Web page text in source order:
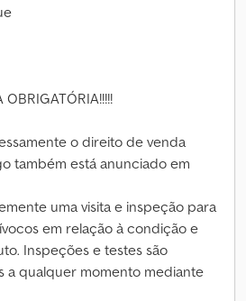
OBRIGATÓRIA!!!!!
o direito de venda
também está anunciado em
uma visita e inspeção para
em relação à condição e
Inspeções e testes são
a qualquer momento mediante